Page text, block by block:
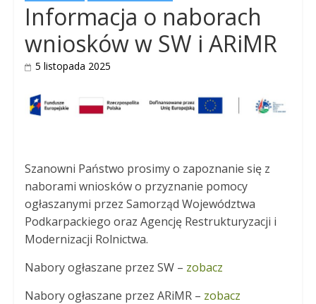
Informacja o naborach
wniosków w SW i ARiMR
5 listopada 2025
Szanowni Państwo prosimy o zapoznanie się z
naborami wniosków o przyznanie pomocy
ogłaszanymi przez Samorząd Województwa
Podkarpackiego oraz Agencję Restrukturyzacji i
Modernizacji Rolnictwa.
Nabory ogłaszane przez SW – zobacz
Nabory ogłaszane przez ARiMR – zobacz